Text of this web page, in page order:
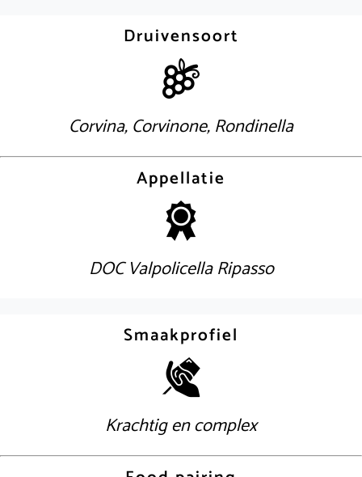
Druivensoort
Corvina, Corvinone, Rondinella
Appellatie
DOC Valpolicella Ripasso
Smaakprofiel
Krachtig en complex